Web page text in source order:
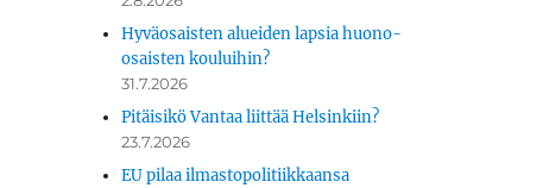
Hyväosaisten alueiden lapsia huono-
osaisten kouluihin?
31.7.2026
Pitäisikö Vantaa liittää Helsinkiin?
23.7.2026
EU pilaa ilmastopolitiikkaansa